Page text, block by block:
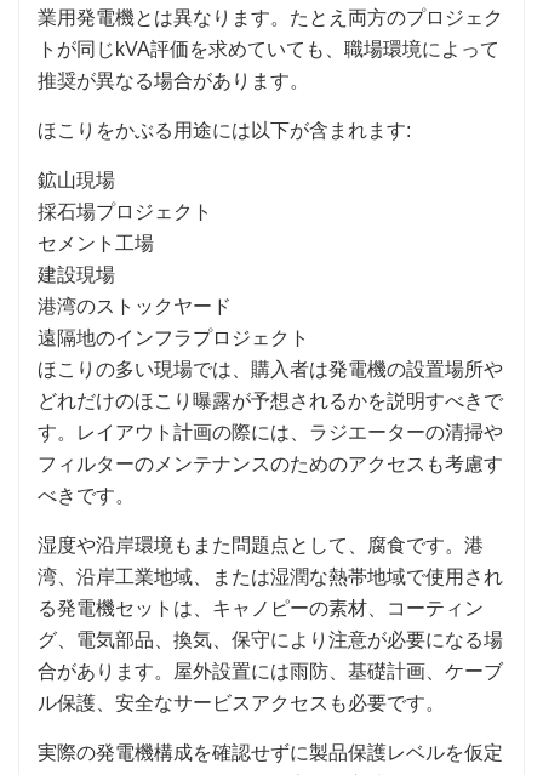
業用発電機とは異なります。たとえ両方のプロジェク
トが同じkVA評価を求めていても、職場環境によって
推奨が異なる場合があります。
ほこりをかぶる用途には以下が含まれます:
鉱山現場
採石場プロジェクト
セメント工場
建設現場
港湾のストックヤード
遠隔地のインフラプロジェクト
ほこりの多い現場では、購入者は発電機の設置場所や
どれだけのほこり曝露が予想されるかを説明すべきで
す。レイアウト計画の際には、ラジエーターの清掃や
フィルターのメンテナンスのためのアクセスも考慮す
べきです。
湿度や沿岸環境もまた問題点として、腐食です。港
湾、沿岸工業地域、または湿潤な熱帯地域で使用され
る発電機セットは、キャノピーの素材、コーティン
グ、電気部品、換気、保守により注意が必要になる場
合があります。屋外設置には雨防、基礎計画、ケーブ
ル保護、安全なサービスアクセスも必要です。
実際の発電機構成を確認せずに製品保護レベルを仮定